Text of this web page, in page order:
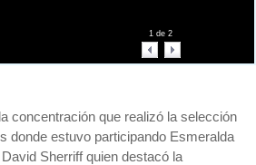
1de 2
concentración que realizó la selección
donde estuvo participando Esmeralda
Sherriff quien destacó la